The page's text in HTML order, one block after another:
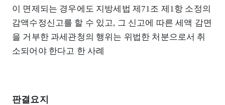
이 면제되는 경우에도 지방세법 제71조 제1항 소정의
감액수정신고를 할 수 있고, 그 신고에 따른 세액 감면
을 거부한 과세관청의 행위는 위법한 처분으로서 취
소되어야 한다고 한 사례
판결요지